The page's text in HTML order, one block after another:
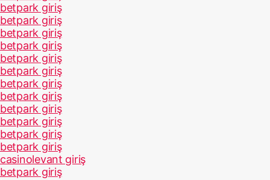
betpark giriş
betpark giriş
betpark giriş
betpark giriş
betpark giriş
betpark giriş
betpark giriş
betpark giriş
betpark giriş
betpark giriş
betpark giriş
betpark giriş
casinolevant giriş
betpark giriş